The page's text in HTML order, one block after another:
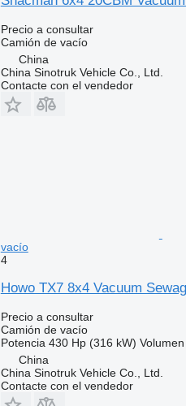
Precio a consultar
Camión de vacío
China
China Sinotruk Vehicle Co., Ltd.
Contacte con el vendedor
vacío
4
Howo TX7 8x4 Vacuum
Precio a consultar
Camión de vacío
Potencia 430 Hp (316 kW) Volumen
China
China Sinotruk Vehicle Co., Ltd.
Contacte con el vendedor